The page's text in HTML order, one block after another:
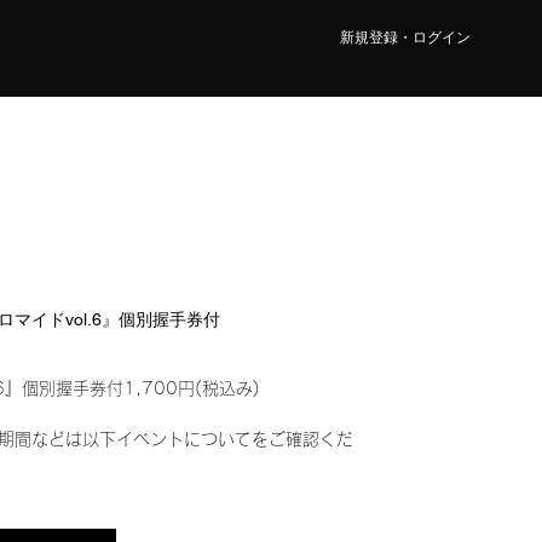
新規登録・ログイン
マイドvol.6』個別握手券付
』個別握手券付1,700円(税込み)
間などは以下イベントについてをご確認くだ